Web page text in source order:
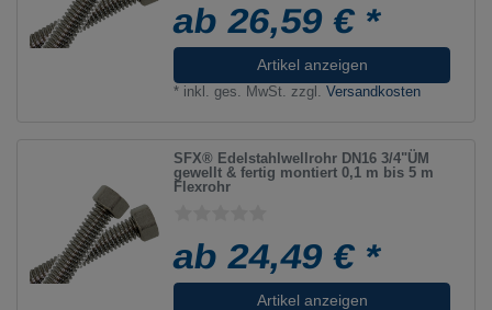
ab 26,59 € *
Artikel anzeigen
* inkl. ges. MwSt. zzgl.Versandkosten
SFX® Edelstahlwellrohr DN16 3/4"ÜM
gewellt & fertig montiert 0,1 m bis 5 m
Flexrohr
ab 24,49 € *
Artikel anzeigen